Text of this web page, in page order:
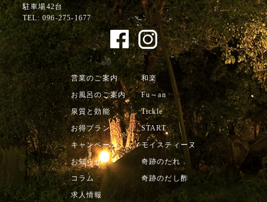
駐車場42台
TEL: 096-275-1677
営業のご案内
お風呂のご案内
泉質と効能
お得プラン
キャンペーン
お知らせ
コラム
求人情報
和楽
Fu～an
Tickle
START
モイスティーヌ
奇跡のたれ
奇跡のだし酢